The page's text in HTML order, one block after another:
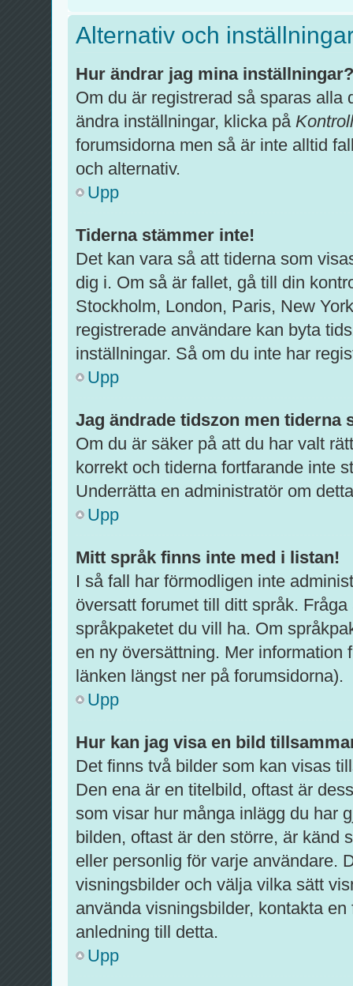
Alternativ och
Hur ändrar jag mina inställningar?
Om du är registrerad så sparas
ändra inställningar, klicka på
forumsidorna men så är inte alltid
och alternativ.
Upp
Tiderna stämmer inte!
Det kan vara så att tiderna som
dig i. Om så är fallet, gå till din
Stockholm, London, Paris, New
registrerade användare kan byta
inställningar. Så om du inte har
Upp
Jag ändrade tidszon men tiderna
Om du är säker på att du har valt
korrekt och tiderna fortfarande inte
Underrätta en administratör om
Upp
Mitt språk finns inte med i listan!
I så fall har förmodligen inte
översatt forumet till ditt språk.
språkpaketet du vill ha. Om
en ny översättning. Mer
länken längst ner på forumsidorna).
Upp
Hur kan jag visa en bild
Det finns två bilder som kan visas
Den ena är en titelbild, oftast är
som visar hur många inlägg du har
bilden, oftast är den större, är känd
eller personlig för varje användare.
visningsbilder och välja vilka sätt
använda visningsbilder, kontakta
anledning till detta.
Upp